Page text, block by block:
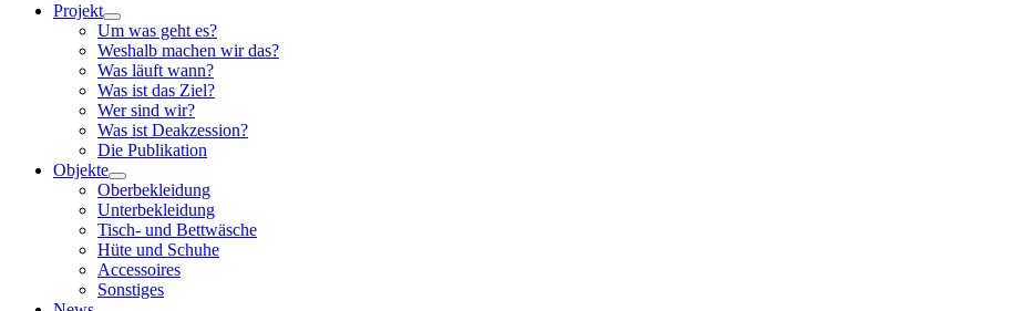
Projekt
Um was geht es?
Weshalb machen wir das?
Was läuft wann?
Was ist das Ziel?
Wer sind wir?
Was ist Deakzession?
Die Publikation
Objekte
Oberbekleidung
Unterbekleidung
Tisch- und Bettwäsche
Hüte und Schuhe
Accessoires
Sonstiges